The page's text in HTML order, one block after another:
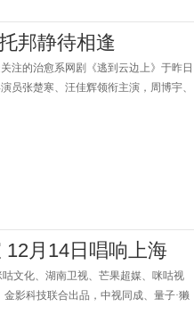
邦静待相逢
的治愈系网剧《逃到云边上》于昨日
员张楚寒、汪佳辉领衔主演，周博宇、
12月14日唱响上海
文化、湖南卫视、芒果超媒、咪咕视
影科技联合出品，中视同成、量子·獭